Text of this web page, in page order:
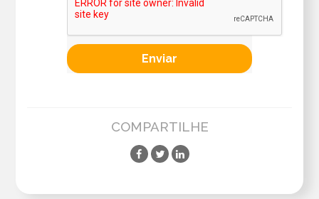
COMPARTILHE